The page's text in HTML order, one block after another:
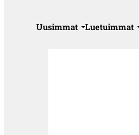
Uusimmat Luetuimmat